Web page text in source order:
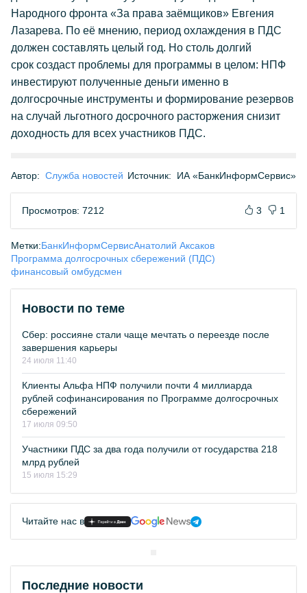
Народного фронта «За права заёмщиков» Евгения
Лазарева. По её мнению, период охлаждения в ПДС
должен составлять целый год. Но столь долгий
срок создаст проблемы для программы в целом: НПФ
инвестируют полученные деньги именно в
долгосрочные инструменты и формирование резервов
на случай льготного досрочного расторжения снизит
доходность для всех участников ПДС.
Автор: Служба новостей Источник: ИА «БанкИнформСервис»
Просмотров: 7212 3 1
Метки:БанкИнформСервисАнатолий Аксаков
Программа долгосрочных сбережений (ПДС)
финансовый омбудсмен
Новости по теме
Сбер: россияне стали чаще мечтать о переезде после
завершения карьеры
24 июля 11:40
Клиенты Альфа НПФ получили почти 4 миллиарда
рублей софинансирования по Программе долгосрочных
сбережений
17 июля 09:50
Участники ПДС за два года получили от государства 218
млрд рублей
15 июля 15:29
Читайте нас в
Последние новости